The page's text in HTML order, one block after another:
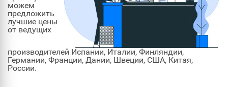
можем
предложить
лучшие цены
от ведущих
производителей Испании, Италии, Финляндии,
Германии, Франции, Дании, Швеции, США, Китая,
России.